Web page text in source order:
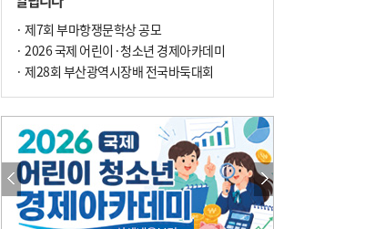
· 제7회 부마항쟁문학상 공모
· 2026 국제 어린이·청소년 경제아카데미
· 제28회 부산광역시장배 전국바둑대회